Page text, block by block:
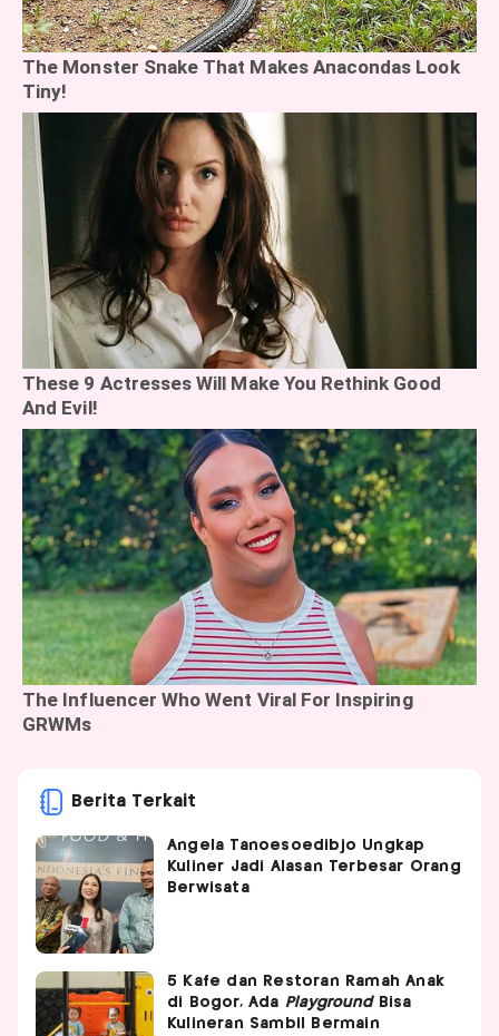
Berita Terkait
Angela Tanoesoedibjo Ungkap
Kuliner Jadi Alasan Terbesar Orang
Berwisata
5 Kafe dan Restoran Ramah Anak
di Bogor, Ada PlaygroundBisa
Kulineran Sambil Bermain